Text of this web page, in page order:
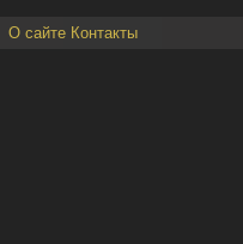
О сайте Контакты